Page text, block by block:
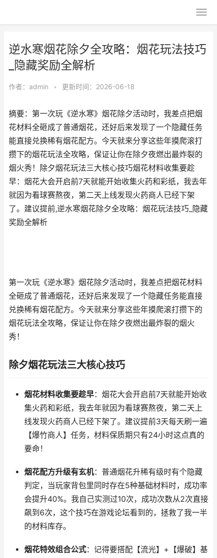
逆水寒烟花除夕全攻略：烟花玩法技巧
_隐藏奖励全解析
作者： admin • 更新时间：2026-06-18
摘要：第一次玩《逆水寒》烟花除夕活动时，我差点把烟
花材料全砸成了普通烟花，还好后来发现了一个隐藏任务
能直接兑换稀有烟花配方。今天就来分享这些年摸爬滚打
攒下的烟花玩法全攻略，保证让你在除夕夜燃出最炸裂的
烟火秀！除夕烟花玩法三大核心技巧烟花材料收集要趁
早：烟花大会开启前7天就能开始收集火药和彩纸，我去年
就因为看球赛熬夜，第二天上线发现火药商人已经下架
了。建议提前,逆水寒烟花除夕全攻略：烟花玩法技巧_隐藏
奖励全解析
第一次玩《逆水寒》烟花除夕活动时，我差点把烟花材料
全砸成了普通烟花，还好后来发现了一个隐藏任务能直接
兑换稀有烟花配方。今天就来分享这些年摸爬滚打攒下的
烟花玩法全攻略，保证让你在除夕夜燃出最炸裂的烟火
秀！
除夕烟花玩法三大核心技巧
烟花材料收集要趁早：烟花大会开启前7天就能开始收
集火药和彩纸，我去年就因为看球赛熬夜，第二天上
线发现火药商人已经下架了。建议提前3天每天刷一遍
【爆竹商人】任务，材料保质期只有24小时这点真的
要命！
烟花配方升级有玄机：普通烟花升稀有级时有个隐藏
判定，当玩家背包里同时存在5种基础材料时，成功率
会提升40%。我自己实测过10次，成功次数从2次直接
飙到6次，这个技巧在游戏论坛看到的，拯救了我一半
的材料库存。
烟花特效组合公式：记得要搭配【流光】+【爆破】基